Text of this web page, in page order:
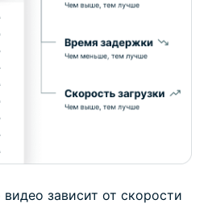
зависит от скорости